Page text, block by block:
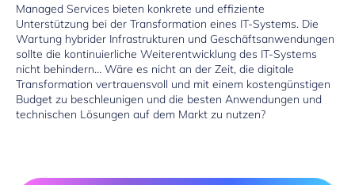
Managed Services bieten konkrete und effiziente
Unterstützung bei der Transformation eines IT-Systems. Die
Wartung hybrider Infrastrukturen und Geschäftsanwendungen
sollte die kontinuierliche Weiterentwicklung des IT-Systems
nicht behindern… Wäre es nicht an der Zeit, die digitale
Transformation vertrauensvoll und mit einem kostengünstigen
Budget zu beschleunigen und die besten Anwendungen und
technischen Lösungen auf dem Markt zu nutzen?